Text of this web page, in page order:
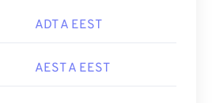
ADT A EEST
AEST A EEST